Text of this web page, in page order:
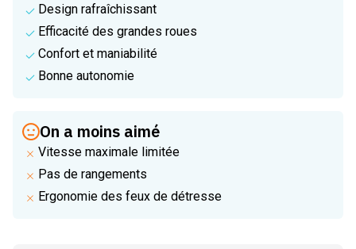
Design rafraîchissant
Efficacité des grandes roues
Confort et maniabilité
Bonne autonomie
On a moins aimé
Vitesse maximale limitée
Pas de rangements
Ergonomie des feux de détresse